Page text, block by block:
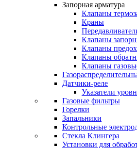
Запорная арматура
Клапаны
Краны
Клапаны
Клапаны
Клапаны
Клапаны
Датчики-реле
Указатели
Газовые фильтры
Горелки
Запальники
Контрольные
Стекла Клингера
Установки для